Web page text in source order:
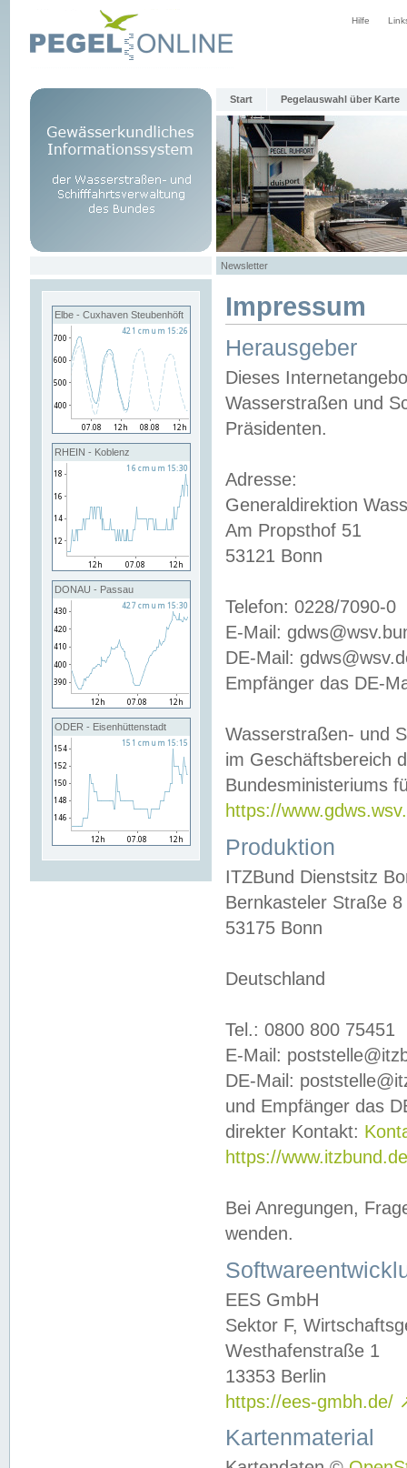
Hilfe
Start Pegelauswahl über Karte
Newsletter
Elbe - Cuxhaven Steubenhöft
RHEIN - Koblenz
DONAU - Passau
ODER - Eisenhüttenstadt
Impressum
Herausgeber
Dieses
Wasserstraßen und
Präsidenten.
Adresse:
Generaldirektion
Am Propsthof 51
53121 Bonn
Telefon: 0228/7090-0
E-Mail:
DE-Mail:
Empfänger das DE-
Wasserstraßen- und
im Geschäftsbereich
Bundesministeriums
https://
Produktion
ITZBund Dienstsitz
Bernkasteler Straße 8
53175 Bonn
Deutschland
Tel.: 0800 800 75451
E-Mail:
DE-Mail:
und Empfänger das
direkter Kontakt:
https://
Bei Anregungen,
wenden.
EES GmbH
Sektor F,
Westhafenstraße 1
13353 Berlin
https://ees-gmbh.de/
Kartenmaterial